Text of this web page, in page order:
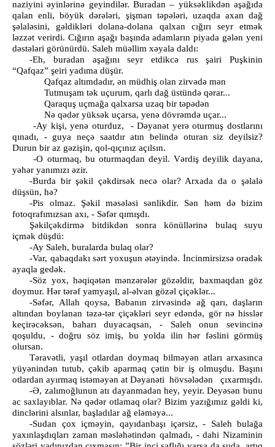
naziyini əyinlərinə geyindilər. Buradan – yüksəklikdən aşağıda
qalan enli, böyük dərələri, şişman təpələri, uzaqda axan dağ
şəlaləsini, gəldikləri dolana-dolana qalxan cığırı seyr etmək
ləzzət verirdi. Cığırın aşağı başında adamların piyada gələn yeni
dəstələri görünürdü. Saleh müəllim xəyala daldı:
-Eh, buradan aşağını seyr etdikcə rus şairi Puşkinin
“Qafqaz” şeiri yadıma düşür.
Qafqaz altımdadır, ən müdhiş olan zirvədə mən
Tutmuşam tək uçurum, qarlı dağ üstündə qərar...
Qaraquş uçmağa qalxarsa uzaq bir təpədən
Nə qədər yüksək uçarsa, yenə dövrəmdə uçar...
-Ay kişi, yenə oturduz, - Dəyanət yerə oturmuş dostlarını
qınadı, - guya neçə saatdır atın belində oturan siz deyilsiz?
Durun bir az gəzişin, qol-qıçınız açılsın.
-O oturmaq, bu oturmaqdan deyil. Vərdiş deyilik dayana,
yəhər yanımızı əzir.
-Burda bir şəkil çəkdirsək necə olar? Arxada da o şəlalə
düşsün, hə?
-Pis olmaz. Şəkil məsələsi sənlikdir. Sən həm də bizim
fotoqrafımızsan axı, - Səfər qımışdı.
Şəkilçəkdirmə bitdikdən sonra könüllərinə bulaq suyu
içmək düşdü:
-Ay Saleh, buralarda bulaq olar?
-Var, qabaqdakı sərt yoxuşun ətəyində. İncinmirsizsə oradək
ayaqla gedək.
-Söz yox, həqiqətən mənzərələr gözəldir, baxmaqdan göz
doymur. Hər tərəf yamyaşıl, al-əlvan gözəl çiçəklər...
-Səfər, Allah qoysa, Babanın zirvəsində ağ qarı, daşların
altından boylanan təzə-tər çiçəkləri seyr edəndə, gör nə hisslər
keçirəcəksən, baharı duyacaqsan, - Saleh onun sevincinə
qoşuldu, - doğru söz imiş, bu yolda ilin hər fəslini görmüş
olursan.
Təravətli, yaşıl otlardan doymaq bilməyən atları arxasınca
yüyənindən tutub, çəkib aparmaq çətin bir iş olmuşdu. Başını
otlardan ayırmaq istəməyən at Dəyanəti hövsələdən çıxarmışdı.
-Ə, zalımoğlunun atı dayanmadan hey, yeyir. Deyəsən bunu
ac saxlayıblar. Nə qədər otlamaq olar? Bizim yazığımız gəldi ki,
dinclərini alsınlar, başladılar ağ eləməyə...
-Sudan çox içməyin, qayıdanbaşı içərsiz, - Saleh bulağa
yaxınlaşdıqları zaman məsləhətindən qalmadı, - dahi Nizaminin